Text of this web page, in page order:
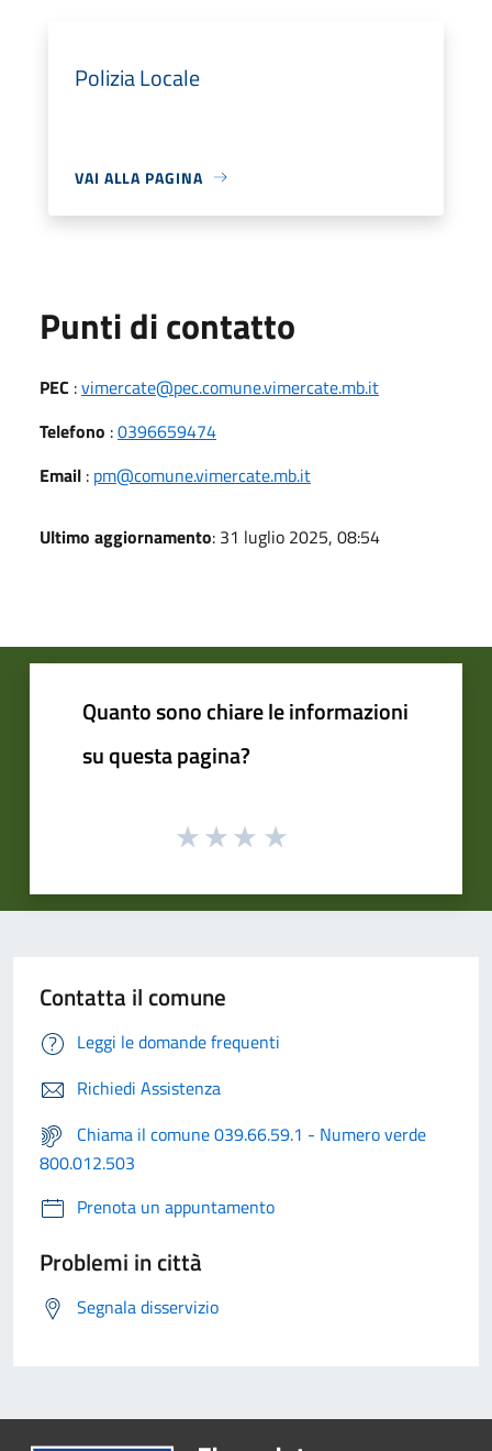
Polizia Locale
VAI ALLA PAGINA
Punti di contatto
PEC :vimercate@pec.comune.vimercate.mb.it
Telefono :0396659474
Email : pm@comune.vimercate.mb.it
Ultimo aggiornamento: 31 luglio 2025, 08:54
Quanto sono chiare le informazioni
su questa pagina?
Contatta il comune
Leggi le domande frequenti
Richiedi Assistenza
Chiama il comune 039.66.59.1 - Numero verde
800.012.503
Prenota un appuntamento
Problemi in città
Segnala disservizio